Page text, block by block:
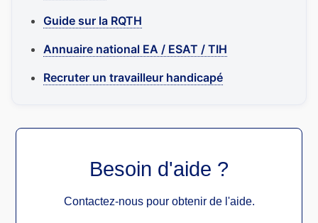
Guide sur la RQTH
Annuaire national EA / ESAT / TIH
Recruter un travailleur handicapé
Besoin d'aide ?
Contactez-nous pour obtenir de l'aide.